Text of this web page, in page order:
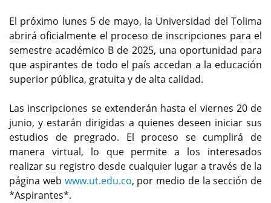
El próximo lunes 5 de mayo, la Universidad del Tolima
abrirá oficialmente el proceso de inscripciones para el
semestre académico B de 2025, una oportunidad para
que aspirantes de todo el país accedan a la educación
superior pública, gratuita y de alta calidad.
Las inscripciones se extenderán hasta el viernes 20 de
junio, y estarán dirigidas a quienes deseen iniciar sus
estudios de pregrado. El proceso se cumplirá de
manera virtual, lo que permite a los interesados
realizar su registro desde cualquier lugar a través de la
página web www.ut.edu.co, por medio de la sección de
*Aspirantes*.